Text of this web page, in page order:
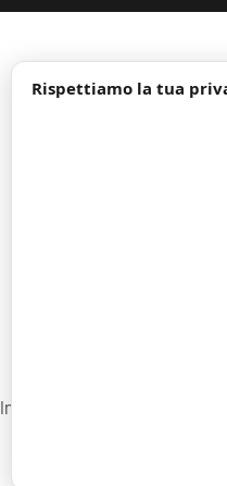
Rispettiamo la tua
Impostazioni cookie
Copyright ©